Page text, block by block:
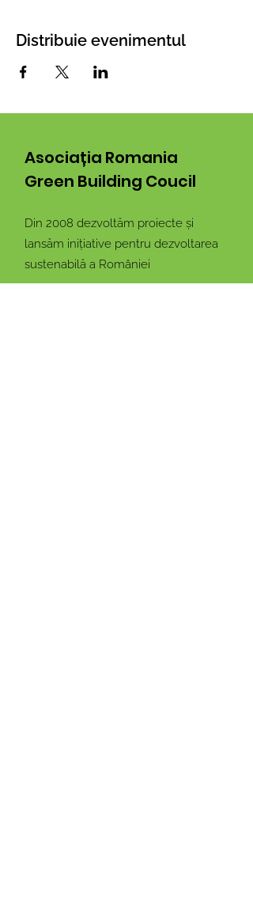
Distribuie evenimentul
Asociația Romania
Green Building Coucil
Din 2008 dezvoltăm proiecte și
lansăm inițiative pentru dezvoltarea
sustenabilă a României